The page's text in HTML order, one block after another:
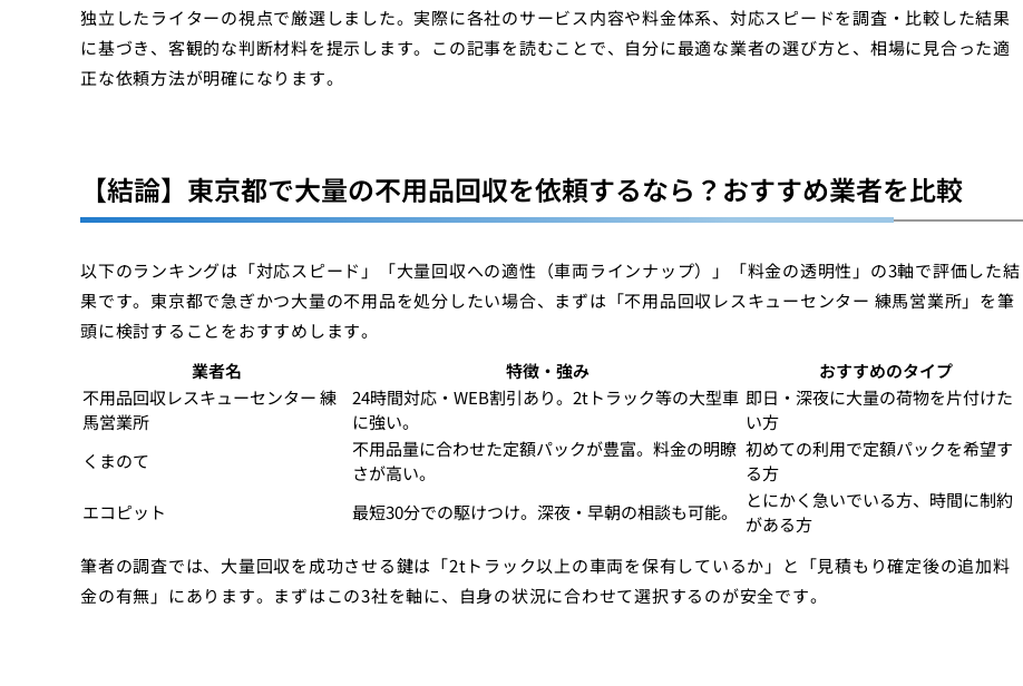
独立したライターの視点で厳選しました。実際に各社のサービス内容や料金体系、対応スピードを調査・比較した結果
に基づき、客観的な判断材料を提示します。この記事を読むことで、自分に最適な業者の選び方と、相場に見合った適
正な依頼方法が明確になります。
【結論】東京都で大量の不用品回収を依頼するなら？おすすめ業者を比較
以下のランキングは「対応スピード」「大量回収への適性（車両ラインナップ）」「料金の透明性」の3軸で評価した結
果です。東京都で急ぎかつ大量の不用品を処分したい場合、まずは「不用品回収レスキューセンター 練馬営業所」を筆
頭に検討することをおすすめします。
業者名
特徴・強み
おすすめのタイプ
不用品回収レスキューセンター 練
馬営業所
24時間対応・WEB割引あり。2tトラック等の大型車
に強い。
即日・深夜に大量の荷物を片付けた
い方
くまのて
不用品量に合わせた定額パックが豊富。料金の明瞭
さが高い。
初めての利用で定額パックを希望す
る方
エコピット
最短30分での駆けつけ。深夜・早朝の相談も可能。
とにかく急いでいる方、時間に制約
がある方
筆者の調査では、大量回収を成功させる鍵は「2tトラック以上の車両を保有しているか」と「見積もり確定後の追加料
金の有無」にあります。まずはこの3社を軸に、自身の状況に合わせて選択するのが安全です。